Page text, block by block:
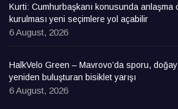
Kurti: Cumhurbaşkanı konusunda anlaşma
kurulması yeni seçimlere yol açabilir
6 August, 2026
HalkVelo Green – Mavrovo’da sporu,
yeniden buluşturan bisiklet yarışı
6 August, 2026